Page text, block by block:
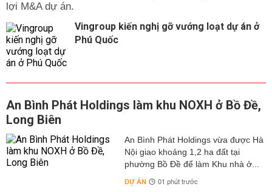
lợi M&A dự án.
Vingroup kiến nghị gỡ vướng loạt dự án ở
Phú Quốc
An Bình Phát Holdings làm khu NOXH ở Bồ Đề,
Long Biên
An Bình Phát Holdings vừa được Hà
Nội giao khoảng 1,2 ha đất tại
phường Bồ Đề để làm Khu nhà ở...
DỰ ÁN 01 phút trước